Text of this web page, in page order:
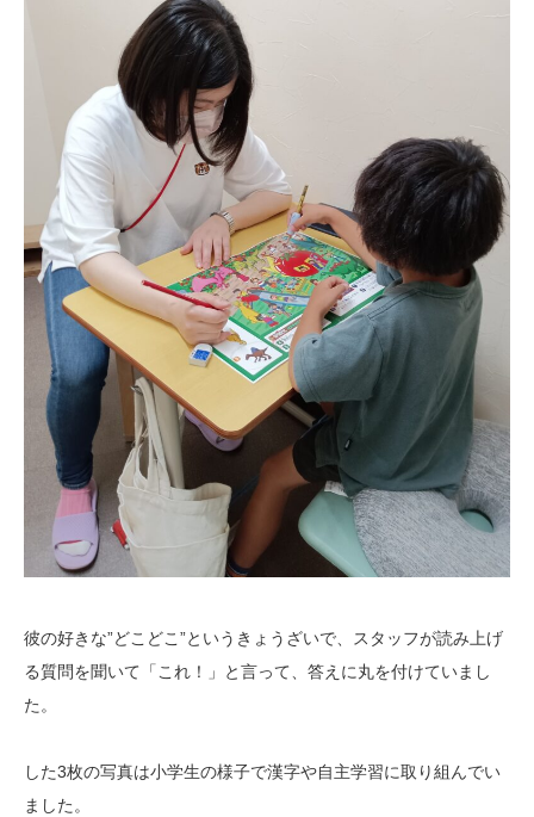
彼の好きな”どこどこ”というきょうざいで、スタッフが読み上げ
る質問を聞いて「これ！」と言って、答えに丸を付けていまし
た。
した3枚の写真は小学生の様子で漢字や自主学習に取り組んでい
ました。